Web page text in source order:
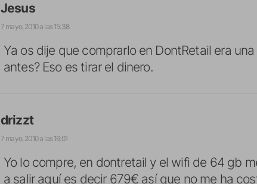
Jesus
7 mayo, 2010 a las 15:38
Ya os dije que comprarlo en DontRetail era
antes? Eso es tirar el dinero.
drizzt
7 mayo, 2010 a las 16:01
Yo lo compre, en dontretail y el wifi de 64 gb
a salir aquí es decir 679€ así que no me ha